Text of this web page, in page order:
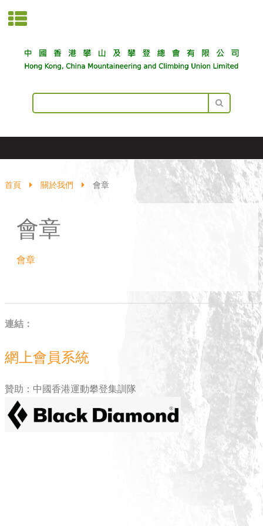
首頁 關於我們 會章
會章
會章
連結：
網上會員系統
贊助：中國香港運動攀登集訓隊